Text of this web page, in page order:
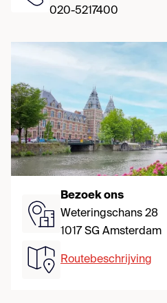
020-5217400
Bezoek ons
Weteringschans 28
1017 SG Amsterdam
Routebeschrijving